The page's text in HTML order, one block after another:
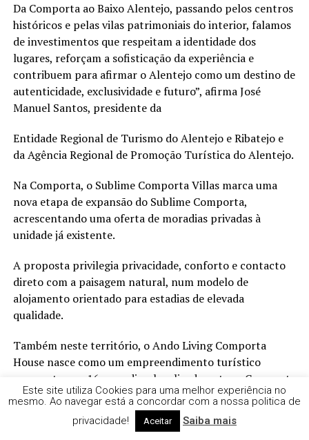
Da Comporta ao Baixo Alentejo, passando pelos centros
históricos e pelas vilas patrimoniais do interior, falamos
de investimentos que respeitam a identidade dos
lugares, reforçam a sofisticação da experiência e
contribuem para afirmar o Alentejo como um destino de
autenticidade, exclusividade e futuro”, afirma José
Manuel Santos, presidente da
Entidade Regional de Turismo do Alentejo e Ribatejo e
da Agência Regional de Promoção Turística do Alentejo.
Na Comporta, o Sublime Comporta Villas marca uma
nova etapa de expansão do Sublime Comporta,
acrescentando uma oferta de moradias privadas à
unidade já existente.
A proposta privilegia privacidade, conforto e contacto
direto com a paisagem natural, num modelo de
alojamento orientado para estadias de elevada
qualidade.
Também neste território, o Ando Living Comporta
House nasce como um empreendimento turístico
composto por 16 moradias, localizado entre a Comporta
e Melides. Com arquitetura contemporânea, diferentes
tipologias e piscinas privativas, o projeto insere-se
numa das geografias costeiras mais procuradas do país.
Este site utiliza Cookies para uma melhor experiência no
mesmo. Ao navegar está a concordar com a nossa politica de
privacidade!
Aceitar Saiba mais